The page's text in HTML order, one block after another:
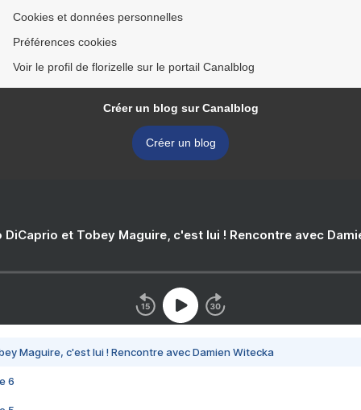
Cookies et données personnelles
Préférences cookies
Voir le profil de florizelle sur le portail Canalblog
Créer un blog sur Canalblog
Créer un blog
DiCaprio et Tobey Maguire, c'est lui ! Rencontre avec
Maguire, c'est lui ! Rencontre avec Damien Witecka
6